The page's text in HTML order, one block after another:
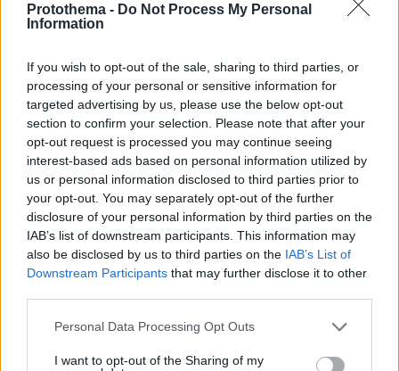
Protothema - Do Not Process My Personal
Information
If you wish to opt-out of the sale, sharing to third parties, or
processing of your personal or sensitive information for
targeted advertising by us, please use the below opt-out
section to confirm your selection. Please note that after your
opt-out request is processed you may continue seeing
interest-based ads based on personal information utilized by
us or personal information disclosed to third parties prior to
your opt-out. You may separately opt-out of the further
disclosure of your personal information by third parties on the
IAB’s list of downstream participants. This information may
also be disclosed by us to third parties on the IAB’s List of
Downstream Participants that may further disclose it to other
Please note that this website/app uses one or more Google
not limited to your visit or usage behaviour. You may click to
Personal Data Processing Opt Outs
I want to opt-out of the Sharing of my